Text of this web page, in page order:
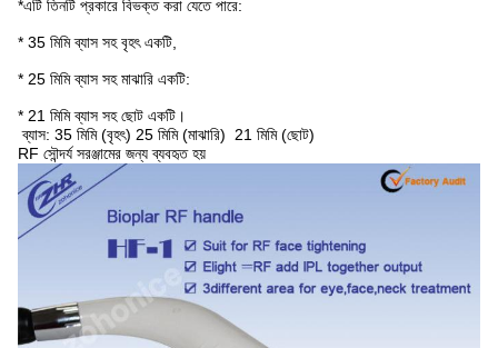
*এটি তিনটি প্রকারে বিভক্ত করা যেতে পারে:
* 35 মিমি ব্যাস সহ বৃহৎ একটি,
* 25 মিমি ব্যাস সহ মাঝারি একটি:
* 21 মিমি ব্যাস সহ ছোট একটি।
ব্যাস: 35 মিমি (বৃহৎ) 25 মিমি (মাঝারি) 21 মিমি (ছোট)
RF সৌন্দর্য সরঞ্জামের জন্য ব্যবহৃত হয়